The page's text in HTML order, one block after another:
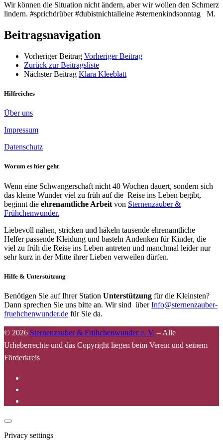
Wir können die Situation nicht ändern, aber wir wollen den Schmerz
lindern. #sprichdrüber #dubistnichtalleine #sternenkindsonntag M.
Beitragsnavigation
Vorheriger Beitrag Vorheriger Beitrag
Zurück zur Beitragsliste
Nächster Beitrag Klara Kleeblatt
Hilfreiches
Über uns
Impressum
Datenschutz
Worum es hier geht
Wenn eine Schwangerschaft nicht 40 Wochen dauert, sondern sich
das kleine Wunder viel zu früh auf die Reise ins Leben begibt,
beginnt die ehrenamtliche Arbeit von Sternenzauber &
Frühchenwunder.
Liebevoll nähen, stricken und häkeln tausende ehrenamtliche
Helfer passende Kleidung und basteln Andenken für Kinder, die
viel zu früh die Reise ins Leben antreten und manchmal leider nur
sehr kurz in der Mitte ihrer Lieben verweilen dürfen.
Hilfe & Unterstützung
Benötigen Sie auf Ihrer Station Unterstützung für die Kleinsten?
Dann sprechen Sie uns bitte an. Wir sind überInfo@sternenzauber-
fruehchenwunder.de für Sie da.
© 2026 Sternenzauber & Frühchenwunder e. V. – Alle
Urheberrechte und das Copyright liegen beim Verein und seinem
Förderkreis
Privacy settings